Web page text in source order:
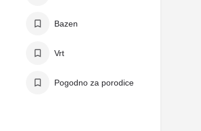
Bazen
Vrt
Pogodno za porodice